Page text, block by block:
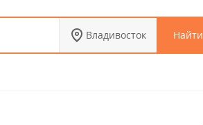
Владивосток Найти